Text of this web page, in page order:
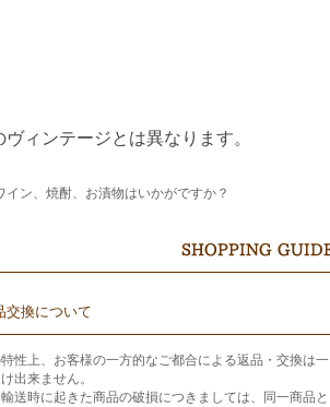
ィンテージとは異なります。
ン、焼酎、お漬物はいかがですか？
交換について
性上、お客様の一方的なご都合による返品・交換は一
出来ません。
送時に起きた商品の破損につきましては、同一商品と